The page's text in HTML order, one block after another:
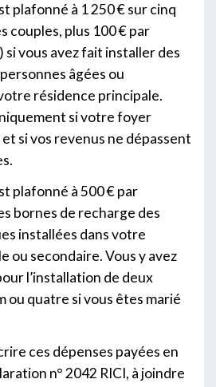
plafonné à 1 250 € sur cinq
couples, plus 100 € par
si vous avez fait installer des
âgées ou
résidence principale.
si votre foyer
si vos revenus ne dépassent
plafonné à 500 € par
bornes de recharge des
installées dans votre
ou secondaire. Vous y avez
l’installation de deux
ou quatre si vous êtes marié
ces dépenses payées en
n° 2042 RICI, à joindre